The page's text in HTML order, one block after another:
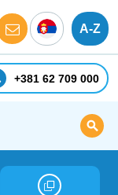
A-Z
+381 62 709 000